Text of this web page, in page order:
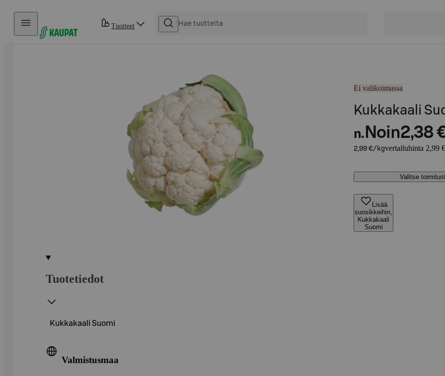
Hyppää sisältöön
Tuotteet
Ei valikoimassa
Kukkakaali
n. Noin2,38
2,99 €/kgvertailuhinta 2,99
Valitse
Lisää
suosikkeihin,
Kukkakaali
Suomi
Tuotetiedot
Kukkakaali Suomi
Valmistusmaa